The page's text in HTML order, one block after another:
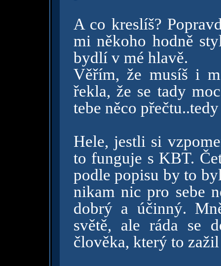
A co kreslíš?
mi někoho hodně
bydlí v mé hlavě.
Věřím, že musíš i
řekla, že se tady
tebe něco
Hele, jestli si
to funguje s KBT.
podle popisu by to
nikam nic pro sebe
dobrý a účinný.
světě, ale ráda se
člověka, který to